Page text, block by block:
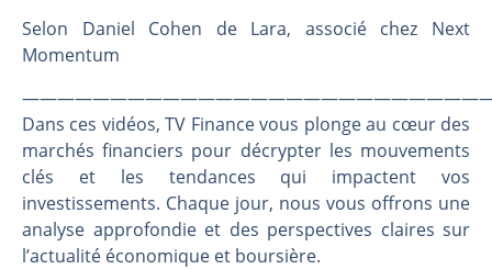
Selon Daniel Cohen de Lara, associé chez Next
Momentum
Dans ces vidéos, TV Finance vous plonge au cœur des
marchés financiers pour décrypter les mouvements
clés et les tendances qui impactent vos
investissements. Chaque jour, nous vous offrons une
analyse approfondie et des perspectives claires sur
l’actualité économique et boursière.